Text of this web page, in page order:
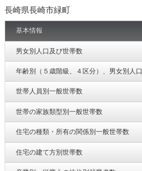
長崎県長崎市緑町
基本情報
男女別人口及び世帯数
年齢別（５歳階級、４区分）、男女別人口
世帯人員別一般世帯数
世帯の家族類型別一般世帯数
住宅の種類・所有の関係別一般世帯数
住宅の建て方別世帯数